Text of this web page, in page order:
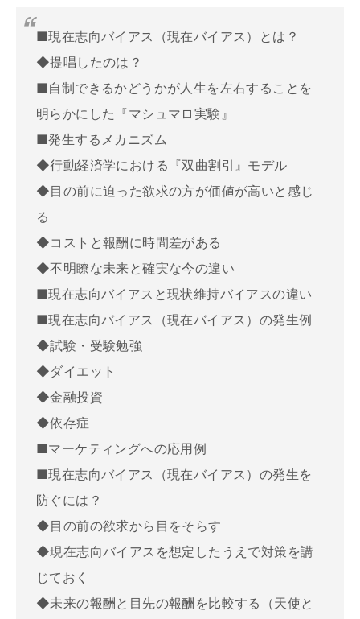
■現在志向バイアス（現在バイアス）とは？
◆提唱したのは？
■自制できるかどうかが人生を左右することを
明らかにした『マシュマロ実験』
■発生するメカニズム
◆行動経済学における『双曲割引』モデル
◆目の前に迫った欲求の方が価値が高いと感じ
る
◆コストと報酬に時間差がある
◆不明瞭な未来と確実な今の違い
■現在志向バイアスと現状維持バイアスの違い
■現在志向バイアス（現在バイアス）の発生例
◆試験・受験勉強
◆ダイエット
◆金融投資
◆依存症
■マーケティングへの応用例
■現在志向バイアス（現在バイアス）の発生を
防ぐには？
◆目の前の欲求から目をそらす
◆現在志向バイアスを想定したうえで対策を講
じておく
◆未来の報酬と目先の報酬を比較する（天使と